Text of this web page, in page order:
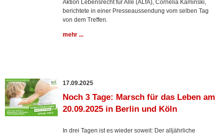
Aktion Lebensrecht für Alle (ALfA), Cornelia Kaminski,
berichtete in einer Presseaussendung vom selben Tag
von dem Treffen.
mehr ...
17.09.2025
Noch 3 Tage: Marsch für das Leben am
20.09.2025 in Berlin und Köln
In drei Tagen ist es wieder soweit: Der alljährliche